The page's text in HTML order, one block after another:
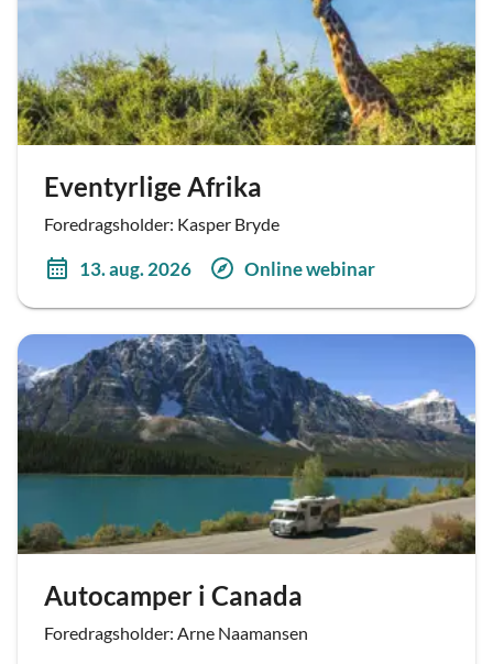
Eventyrlige Afrika
Foredragsholder: Kasper Bryde
13. aug. 2026 Online webinar
Autocamper i Canada
Foredragsholder: Arne Naamansen